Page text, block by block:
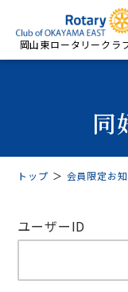
岡山東ロータリークラ
同
トップ ＞ 会員限定お
ユーザーID